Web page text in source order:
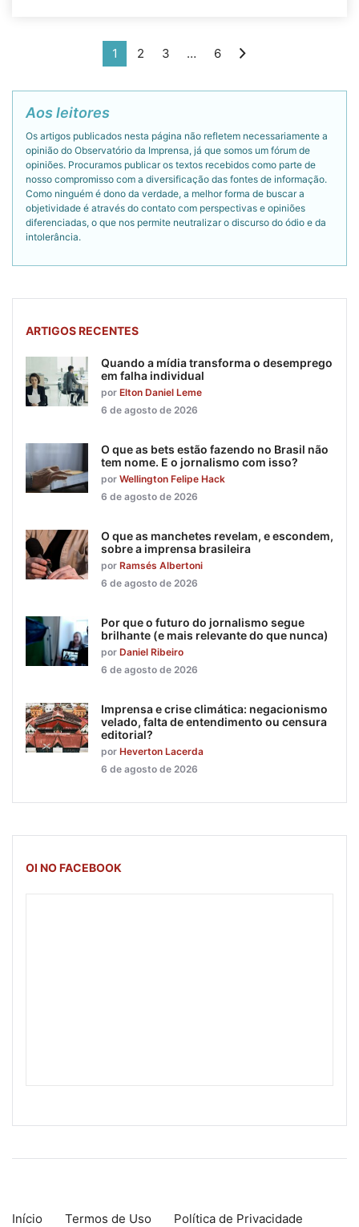
1 2 3 … 6
Aos leitores
Os artigos publicados nesta página não refletem necessariamente a
opinião do Observatório da Imprensa, já que somos um fórum de
opiniões. Procuramos publicar os textos recebidos como parte de
nosso compromisso com a diversificação das fontes de informação.
Como ninguém é dono da verdade, a melhor forma de buscar a
objetividade é através do contato com perspectivas e opiniões
diferenciadas, o que nos permite neutralizar o discurso do ódio e da
intolerância.
ARTIGOS RECENTES
Quando a mídia transforma o desemprego
em falha individual
por Elton Daniel Leme
6 de agosto de 2026
O que as bets estão fazendo no Brasil não
tem nome. E o jornalismo com isso?
por Wellington Felipe Hack
6 de agosto de 2026
O que as manchetes revelam, e escondem,
sobre a imprensa brasileira
por Ramsés Albertoni
6 de agosto de 2026
Por que o futuro do jornalismo segue
brilhante (e mais relevante do que nunca)
por Daniel Ribeiro
6 de agosto de 2026
Imprensa e crise climática: negacionismo
velado, falta de entendimento ou censura
editorial?
por Heverton Lacerda
6 de agosto de 2026
OI NO FACEBOOK
Início Termos de Uso Política de Privacidade